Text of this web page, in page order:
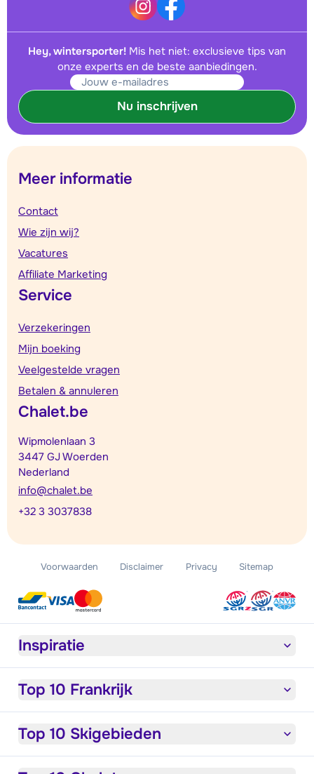
Hey, wintersporter! Mis het niet: exclusieve tips van
onze experts en de beste aanbiedingen.
Nu inschrijven
Meer informatie
Contact
Wie zijn wij?
Vacatures
Affiliate Marketing
Service
Verzekeringen
Mijn boeking
Veelgestelde vragen
Betalen & annuleren
Chalet.be
Wipmolenlaan 3
3447 GJ Woerden
Nederland
info@chalet.be
+32 3 3037838
Voorwaarden Disclaimer Privacy Sitemap
Inspiratie
Top 10 Frankrijk
Top 10 Skigebieden